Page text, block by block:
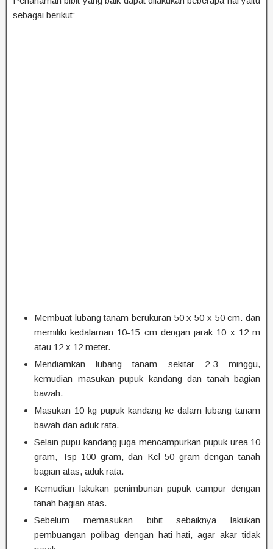
sebagai berikut:
Membuat lubang tanam berukuran 50 x 50 x 50 cm. dan
memiliki kedalaman 10-15 cm dengan jarak 10 x 12 m
atau 12 x 12 meter.
Mendiamkan lubang tanam sekitar 2-3 minggu,
kemudian masukan pupuk kandang dan tanah bagian
bawah.
Masukan 10 kg pupuk kandang ke dalam lubang tanam
bawah dan aduk rata.
Selain pupu kandang juga mencampurkan pupuk urea 10
gram, Tsp 100 gram, dan Kcl 50 gram dengan tanah
bagian atas, aduk rata.
Kemudian lakukan penimbunan pupuk campur dengan
tanah bagian atas.
Sebelum memasukan bibit sebaiknya lakukan
pembuangan polibag dengan hati-hati, agar akar tidak